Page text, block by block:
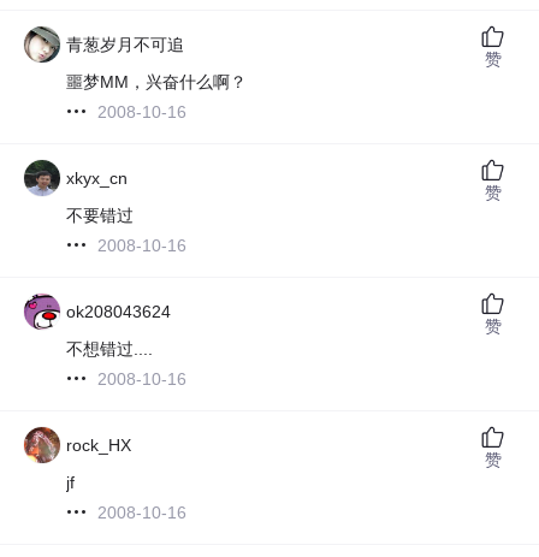
青葱岁月不可追
噩梦MM，兴奋什么啊？
2008-10-16
赞
xkyx_cn
不要错过
2008-10-16
赞
ok208043624
不想错过....
2008-10-16
赞
rock_HX
jf
2008-10-16
赞